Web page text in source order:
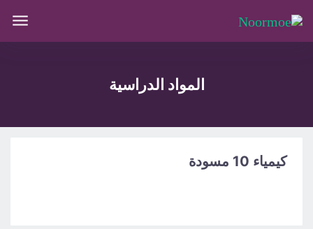
المواد الدراسية
كيمياء 10 مسودة